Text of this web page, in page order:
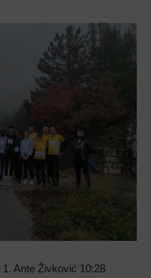
1. Ante Živković 10:28